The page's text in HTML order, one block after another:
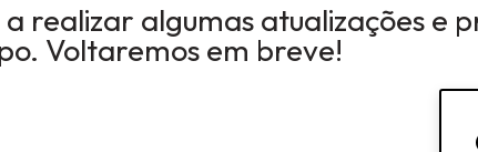
a realizar algumas atualizações e
Voltaremos em breve!